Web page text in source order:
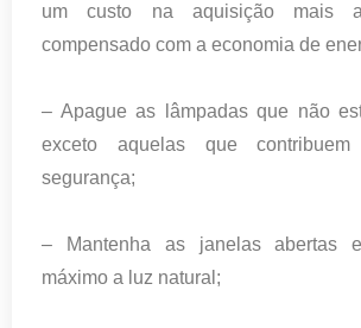
um custo na aquisição mais
compensado com a economia de
– Apague as lâmpadas que não
exceto aquelas que
segurança;
– Mantenha as janelas abertas
máximo a luz natural;